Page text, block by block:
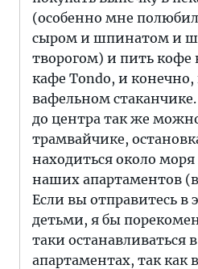
(особенно мне
сыром и шпинатом и
творогом) и пить кофе
кафе Tondo, и конечно,
вафельном
до центра так же
трамвайчике,
находиться около моря
наших апартаментов
Если вы отправитесь в
детьми, я бы
таки останавливаться
апартаментах, так как